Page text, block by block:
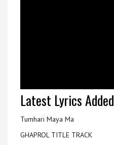
Latest Lyrics Added
Tumhari Maya Ma
GHAPROL TITLE TRACK